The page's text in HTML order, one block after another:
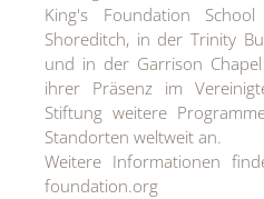
King's Foundation
Shoreditch, in der Trinity
und in der Garrison
ihrer Präsenz im
Stiftung weitere
Standorten weltweit an.
Weitere Informationen
foundation.org